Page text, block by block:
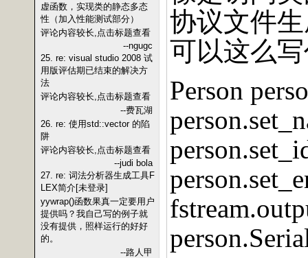
虚函数，实现类的静态多态
性（加入性能测试部分）
评论内容较长,点击标题查看
--ngugc
25. re: visual studio 2008 试
用版评估期已结束的解决方
法
评论内容较长,点击标题查看
--费瓦湖
26. re: 使用std::vector 的陷
阱
评论内容较长,点击标题查看
--judi bola
27. re: 词法分析器生成工具F
LEX简介[未登录]
yywrap()函数果真一定要用户
提供吗？我自己写的例子就
没有提供，照样运行的好好
的。
--路人甲
协议文件
可以这么
Person